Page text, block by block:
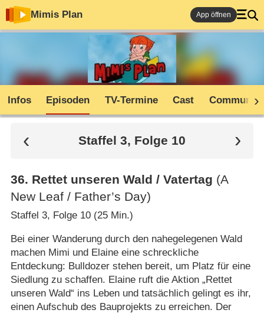
Mimis Plan App öffnen
Infos Episoden TV-Termine Cast Community
Staffel 3, Folge 10
36. Rettet unseren Wald /​ Vatertag (A
New Leaf /​ Father’s Day)
Staffel 3, Folge 10 (25 Min.)
Bei einer Wanderung durch den nahegelegenen Wald
machen Mimi und Elaine eine schreckliche
Entdeckung: Bulldozer stehen bereit, um Platz für eine
Siedlung zu schaffen. Elaine ruft die Aktion „Rettet
unseren Wald“ ins Leben und tatsächlich gelingt es ihr,
einen Aufschub des Bauprojekts zu erreichen. Der